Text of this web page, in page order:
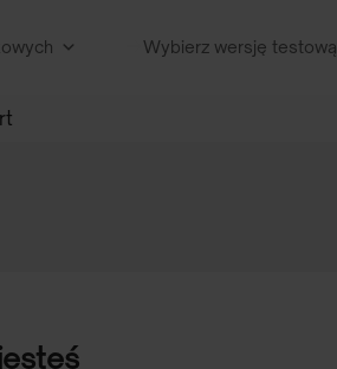
Wybierz wersję testową